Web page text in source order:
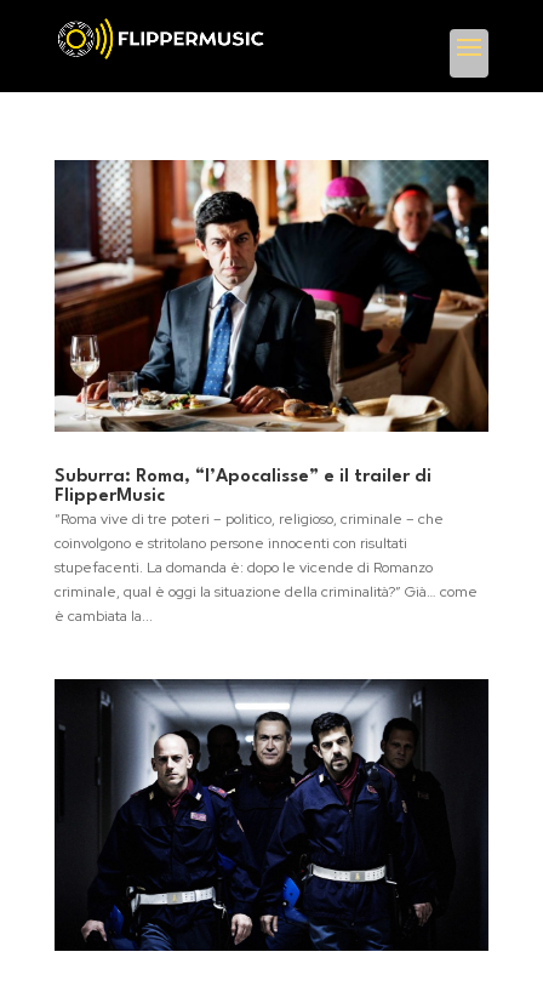
Suburra: Roma, “l’Apocalisse” e il trailer di
FlipperMusic
“Roma vive di tre poteri – politico, religioso, criminale – che
coinvolgono e stritolano persone innocenti con risultati
stupefacenti. La domanda è: dopo le vicende di Romanzo
criminale, qual è oggi la situazione della criminalità?” Già… come
è cambiata la...